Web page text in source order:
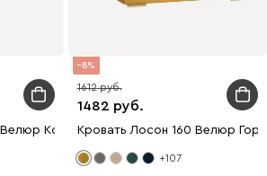
Коричневый
8
1482
1612
Кровать Лосон 160 Велюр
+107